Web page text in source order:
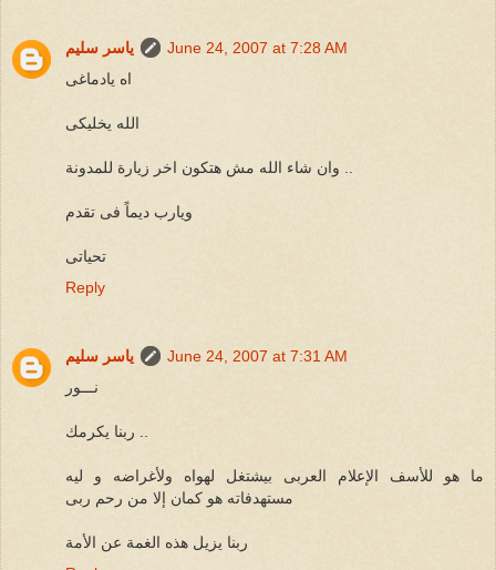
ياسر سليم
June 24, 2007 at 7:28 AM
اه يادماغى
الله يخليكى
ويارب ديماً فى تقدم
تحياتى
Reply
ياسر سليم
June 24, 2007 at 7:31 AM
نـــور
ما هو للأسف الإعلام العربى بيشتغل لهواه ولأغراضه و ليه
مستهدفاته هو كمان إلا من رحم ربى
ربنا يزيل هذه الغمة عن الأمة